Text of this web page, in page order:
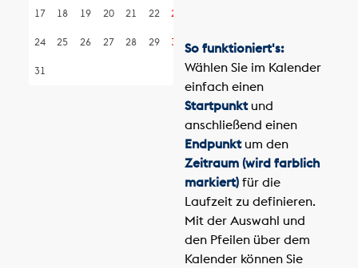
17 18 19 20 21 22 23
24 25 26 27 28 29 30
31
So funktioniert's:
Wählen Sie im Kalender
einfach einen
Startpunktund
anschließend einen
Endpunktum den
Zeitraum (wird farblich
markiert)für die
Laufzeit zu definieren.
Mit der Auswahl und
den Pfeilen über dem
Kalender können Sie